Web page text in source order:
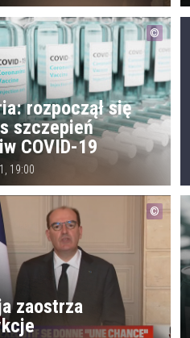
rozpoczął się
szczepień
COVID-19
19:00
zaostrza